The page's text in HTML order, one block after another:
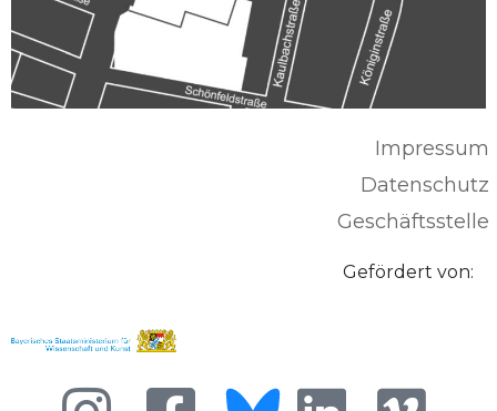
Impressum
Datenschutz
Geschäftsstelle
Gefördert von: